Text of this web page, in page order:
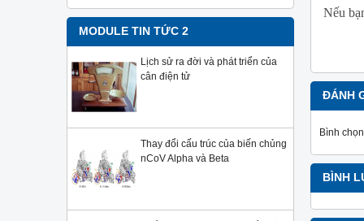
Sản
MODULE TIN TỨC 2
Lịch sử ra đời và phát triển của
cân điện tử
Thay đổi cấu trúc của biến chủng
nCoV Alpha và Beta
Nếu
ĐÁNH
Bình
BÌNH